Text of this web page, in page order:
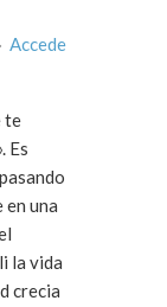
en enero 15, 2010 · Accede
te
Es
en una
la vida
crecia